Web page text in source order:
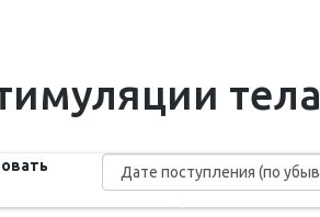
тела